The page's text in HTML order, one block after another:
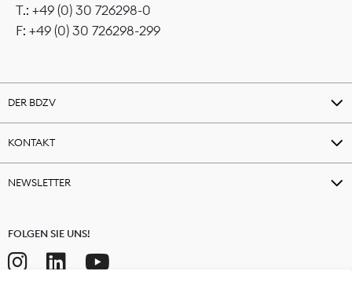
T.: +49 (0) 30 726298-0
F: +49 (0) 30 726298-299
DER BDZV
KONTAKT
NEWSLETTER
FOLGEN SIE UNS!